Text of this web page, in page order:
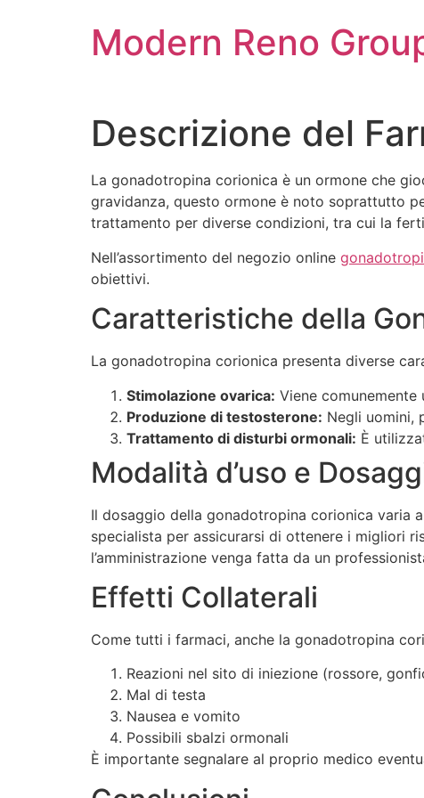
Modern Reno
Descrizione del
La gonadotropina corionica è un ormone che
gravidanza, questo ormone è noto soprattutto
trattamento per diverse condizioni, tra cui la
Nell’assortimento del negozio online
obiettivi.
Caratteristiche della
La gonadotropina corionica presenta diverse
Stimolazione ovarica: Viene
Produzione di testosterone: Negli uomini,
Trattamento di disturbi ormonali: È
Modalità d’uso e
Il dosaggio della gonadotropina corionica varia
specialista per assicurarsi di ottenere i migliori
l’amministrazione venga fatta da un
Effetti Collaterali
Come tutti i farmaci, anche la gonadotropina
Reazioni nel sito di iniezione (rossore,
Mal di testa
Nausea e vomito
Possibili sbalzi ormonali
È importante segnalare al proprio medico